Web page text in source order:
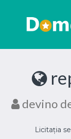
devino
Licitația